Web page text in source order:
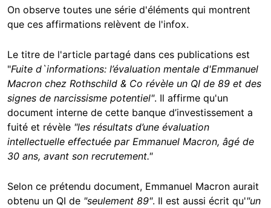
On observe toutes une série d'éléments qui montrent
que ces affirmations relèvent de l'infox.
Le titre de l'article partagé dans ces publications est
"Fuite d`informations: l’évaluation mentale d'Emmanuel
Macron chez Rothschild & Co révèle un QI de 89 et des
signes de narcissisme potentiel". Il affirme qu'un
document interne de cette banque d’investissement a
fuité et révèle "les résultats d’une évaluation
intellectuelle effectuée par Emmanuel Macron, âgé de
30 ans, avant son recrutement."
Selon ce prétendu document, Emmanuel Macron aurait
obtenu un QI de "seulement 89". Il est aussi écrit qu'"un